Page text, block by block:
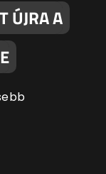
ÚJRA A